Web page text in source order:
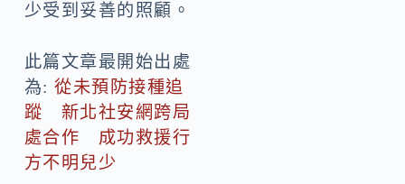
少受到妥善的照顧。
此篇文章最開始出處
為:從未預防接種追
蹤 新北社安網跨局
處合作 成功救援行
方不明兒少